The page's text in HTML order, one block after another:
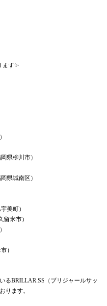
す✨
県柳川市）
県城南区）
美町）
留米市）
）
るBRILLAR.SS（ブリジャールサッ
ります。